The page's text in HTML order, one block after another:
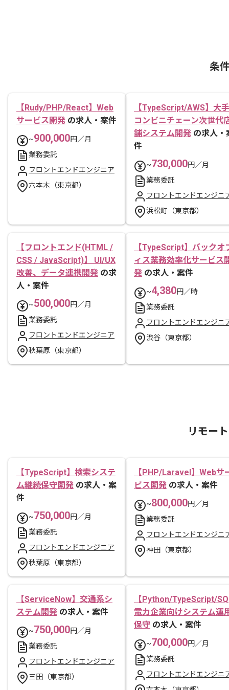
条
【Rudy/PHP/React】Web
サービス開発 の求人・案件
~900,000円／月
業務委託
フロントエンドエンジニア
六本木（東京都）
【TypeScript/AWS】大手
コンビニチェーン次世代
舗システム開発 の求人・
件
~730,000円／月
業務委託
フロントエンドエンジニ
浜松町（東京都）
【フロントエンド(HTML /
CSS / JavaScript)】 UI/UX
改善、データ連携開発 の求
人・案件
~500,000円／月
業務委託
フロントエンドエンジニア
秋葉原（東京都）
【TypeScript】バックオ
ィス業務効率化サービス
発 の求人・案件
~4,380円／時
業務委託
フロントエンドエンジニ
渋谷（東京都）
リモー
【TypeScript】検索システ
ム継続保守開発 の求人・案
件
~750,000円／月
業務委託
フロントエンドエンジニア
秋葉原（東京都）
【PHP/Laravel】Webサ
ビス開発 の求人・案件
~800,000円／月
業務委託
フロントエンドエンジニ
神田（東京都）
【ServiceNow】交通系シ
ステム開発 の求人・案件
~750,000円／月
業務委託
フロントエンドエンジニア
三田（東京都）
【Python/TypeScript/
電力企業向けシステム運
保守 の求人・案件
~700,000円／月
業務委託
フロントエンドエンジニ